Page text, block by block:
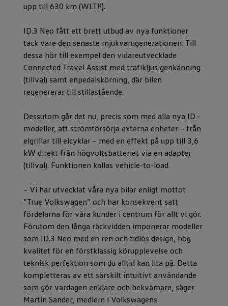
upp till 630 km (WLTP).
ID.3 Neo fått ett brett utbud av nya funktioner
tack vare den senaste mjukvarugenerationen. Till
dessa hör till exempel den vidareutvecklade
Connected Travel Assist med trafikljusigenkänning
(tillval) samt enpedalskörning, där bilen
regenererar till stillastående.
Dessutom går det nu, precis som med alla nya ID.-
modeller, att strömförsörja externa enheter – från
elgrillar till elcyklar – med en effekt på upp till 3,6
kW direkt från högvoltsbatteriet via en adapter
(tillval). Funktionen kallas vehicle-to-load.
– Vi har utvecklat våra nya bilar enligt mottot
”True Volkswagen” och har konsekvent satt
fördelarna för våra kunder i centrum för allt vi gör.
Förutom den långa räckvidden imponerar modeller
som ID.3 Neo med en ren och tidlös design, hög
kvalitet för en förstklassig körupplevelse och
teknisk perfektion som du alltid kan lita på. Detta
kompletteras av ett särskilt intuitivt användande
som gör vardagen enklare och bekvämare, säger
Martin Sander, medlem i Volkswagens